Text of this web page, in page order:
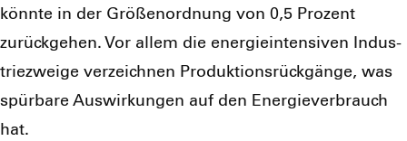
könn­te in der Grö­ßen­ord­nung von 0,5 Pro­zent
zurück­ge­hen. Vor allem die ener­gie­in­ten­si­ven Indus­
trie­zwei­ge ver­zeich­nen Pro­duk­ti­ons­rück­gän­ge, was
spür­ba­re Aus­wir­kun­gen auf den Ener­gie­ver­brauch
hat.